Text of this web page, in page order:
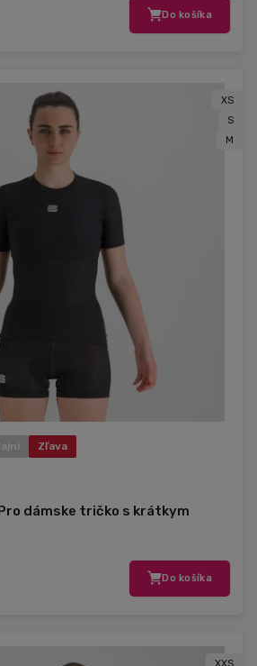
Do košíka
XS
S
M
Zľava
dámske tričko s krátkym
Do košíka